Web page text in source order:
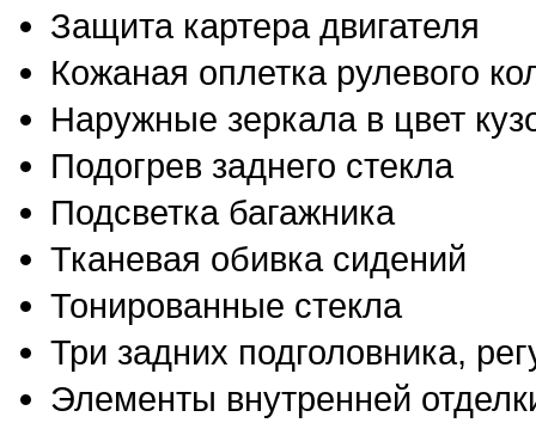
Защита картера двигателя
Кожаная оплетка рулевого
Наружные зеркала в цвет
Подогрев заднего стекла
Подсветка багажника
Тканевая обивка сидений
Тонированные стекла
Три задних подголовника,
Элементы внутренней